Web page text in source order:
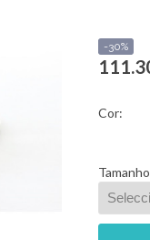
-30%
Cor: